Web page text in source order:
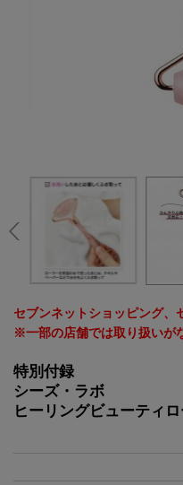
セブンネットショッピング、
※一部の店舗では取り扱いが
特別付録
シーズ・ラボ
ヒーリングビューティ